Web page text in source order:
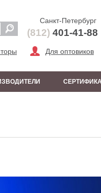
Для оптовиков
Санкт-Петербург
(812) 401-41-88